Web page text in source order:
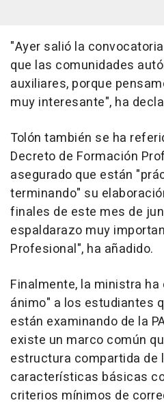
"Ayer salió la
que las comunidades
auxiliares, porque
muy interesante", ha
Tolón también se ha
Decreto de Formación
asegurado que están
terminando" su
finales de este mes de
espaldarazo muy
Profesional", ha añadido.
Finalmente, la ministra
ánimo" a los estudiantes
están examinando de la
existe un marco común
estructura compartida de
características básicas
criterios mínimos de